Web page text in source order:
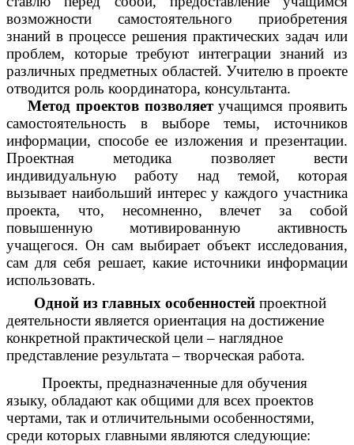
возможности самостоятельного приобретения
знаний в процессе решения практических задач или
проблем, которые требуют интеграции знаний из
различных предметных областей. Учителю в проекте
отводится роль координатора, консультанта.
Метод проектов позволяетучащимся проявить
самостоятельность в выборе темы, источников
информации, способе ее изложения и презентации.
Проектная методика позволяет вести
индивидуальную работу над темой, которая
вызывает наибольший интерес у каждого участника
проекта, что, несомненно, влечет за собой
повышенную мотивированную активность
учащегося. Он сам выбирает объект исследования,
сам для себя решает, какие источники информации
использовать.
Одной из главных особенностей проектной
деятельности является ориентация на достижение
конкретной практической цели – наглядное
представление результата – творческая работа.
Проекты, предназначенные для обучения
языку, обладают как общими для всех проектов
чертами, так и отличительными особенностями,
среди которых главными являются следующие: